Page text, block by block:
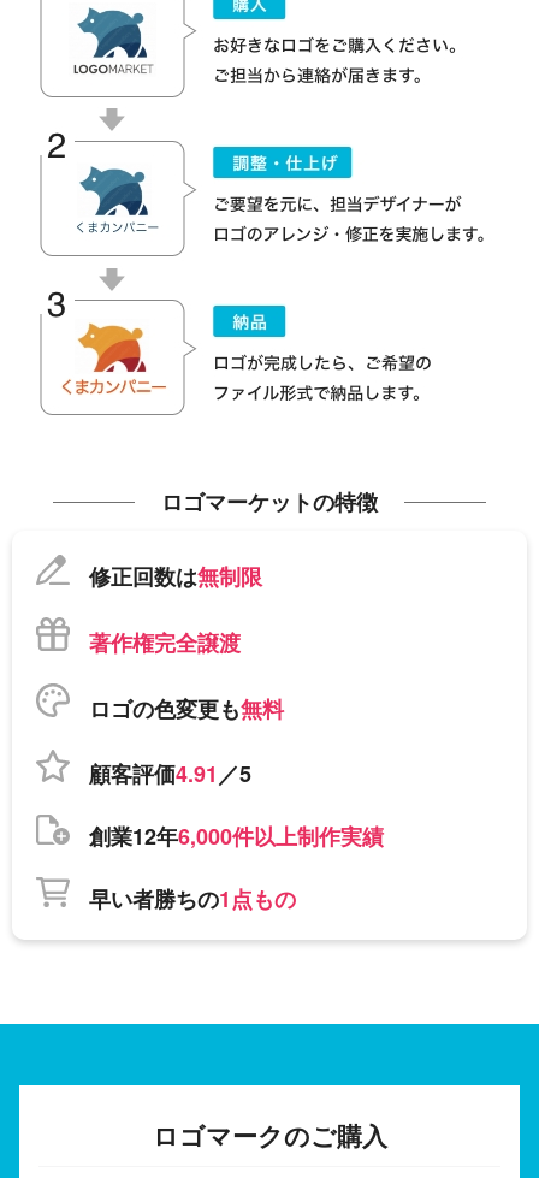
ロゴマーケットの特徴
修正回数は無制限
著作権完全譲渡
ロゴの色変更も無料
顧客評価4.91／5
創業12年6,000件以上制作実績
早い者勝ちの1点もの
ロゴマークのご購入